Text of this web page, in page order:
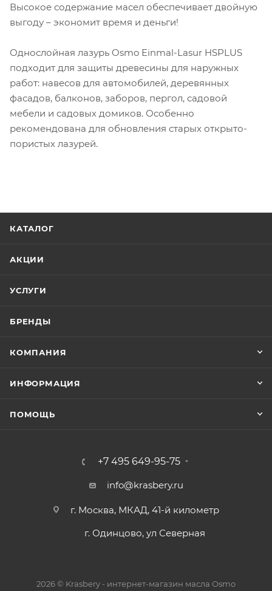
Высокое содержание масел обеспечивает двойную
выгоду – экономит время и деньги!
Однослойная лазурь Osmo Einmal-Lasur HSPLUS
подходит для защиты древесины для наружных
работ: навесов для автомобилей, деревянных
фасадов, балконов, заборов, пергол, садовой
мебели и садовых домиков. Особенно
рекомендована для обновления старых открыто-
пористых лазурей.
КАТАЛОГ
АКЦИИ
УСЛУГИ
БРЕНДЫ
КОМПАНИЯ
ИНФОРМАЦИЯ
ПОМОЩЬ
+7 495 649-95-75
info@krasbery.ru
г. Москва, МКАД, 41-й километр
г. Одинцово, ул Северная
2026 © Krasbery - интернет-магазин масла Osmo